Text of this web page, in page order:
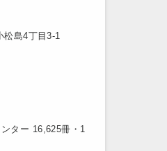
島4丁目3-1
ター 16,625冊・1